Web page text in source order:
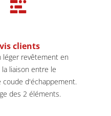
clients
léger revêtement en
liaison entre le
d'échappement.
des 2 éléments.